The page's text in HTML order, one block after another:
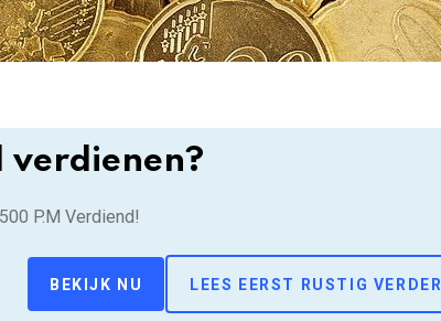
verdienen?
P.M Verdiend!
BEKIJK NU LEES EERST RUSTIG VERDER